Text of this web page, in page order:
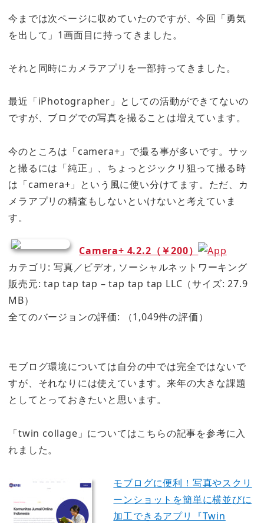
今までは次ページに収めていたのですが、今回「勇気
を出して」1画面目に持ってきました。
それと同時にカメラアプリを一部持ってきました。
最近「iPhotographer」としての活動ができてないの
ですが、ブログでの写真を撮ることは増えています。
今のところは「camera+」で撮る事が多いです。サッ
と撮るには「純正」、ちょっとジックリ狙って撮る時
は「camera+」という風に使い分けてます。ただ、カ
メラアプリの精査もしないといけないと考えていま
す。
Camera+ 4.2.2（￥200）
カテゴリ: 写真／ビデオ, ソーシャルネットワーキング
販売元: tap tap tap – tap tap tap LLC（サイズ: 27.9
MB）
全てのバージョンの評価:
（1,049件の評価）
モブログ環境については自分の中では完全ではないで
すが、それなりには使えています。来年の大きな課題
としてとっておきたいと思います。
「twin collage」についてはこちらの記事を参考に入
れました。
モブログに便利！写真やスクリ
ーンショットを簡単に横並びに
加工できるアプリ『Twin